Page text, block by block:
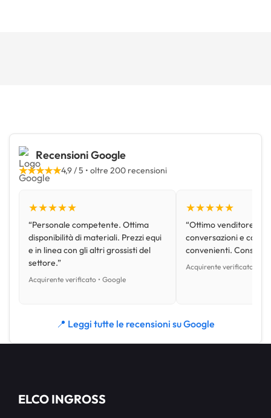
Recensioni Google
★★★★★4,9 / 5 • oltre 200 recensioni
★★★★★
“Personale competente. Ottima
disponibilità di materiali. Prezzi equi
e in linea con gli altri grossisti del
settore.”
Acquirente verificato • Google
★★★★★
“Ottimo venditore,
conversazioni e con
convenienti.
Acquirente verificato •
📍 Leggi tutte le recensioni su Google
ELCO INGROSS